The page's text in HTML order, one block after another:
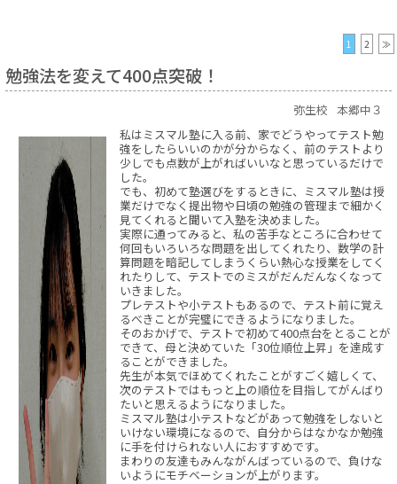
1 2 ≫
勉強法を変えて400点突破！
弥生校 本郷中３
私はミスマル塾に入る前、家でどうやってテスト勉
強をしたらいいのかが分からなく、前のテストより
少しでも点数が上がればいいなと思っているだけで
した。
でも、初めて塾選びをするときに、ミスマル塾は授
業だけでなく提出物や日頃の勉強の管理まで細かく
見てくれると聞いて入塾を決めました。
実際に通ってみると、私の苦手なところに合わせて
何回もいろいろな問題を出してくれたり、数学の計
算問題を暗記してしまうくらい熱心な授業をしてく
れたりして、テストでのミスがだんだんなくなって
いきました。
プレテストや小テストもあるので、テスト前に覚え
るべきことが完璧にできるようになりました。
そのおかげで、テストで初めて400点台をとることが
できて、母と決めていた「30位順位上昇」を達成す
ることができました。
先生が本気でほめてくれたことがすごく嬉しくて、
次のテストではもっと上の順位を目指してがんばり
たいと思えるようになりました。
ミスマル塾は小テストなどがあって勉強をしないと
いけない環境になるので、自分からはなかなか勉強
に手を付けられない人におすすめです。
まわりの友達もみんながんばっているので、負けな
いようにモチベーションが上がります。